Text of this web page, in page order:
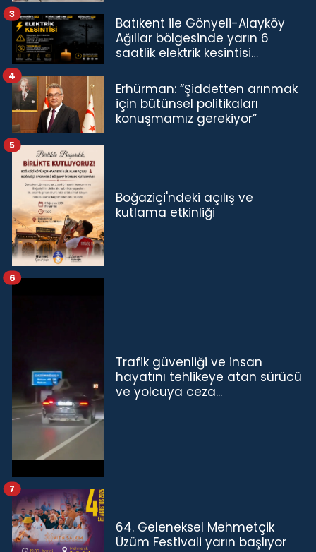
Batıkent ile Gönyeli-Alayköy
Ağıllar bölgesinde yarın 6
saatlik elektrik kesintisi…
3
Erhürman: “Şiddetten arınmak
için bütünsel politikaları
konuşmamız gerekiyor”
4
Boğaziçi'ndeki açılış ve
kutlama etkinliği
5
Trafik güvenliği ve insan
hayatını tehlikeye atan sürücü
ve yolcuya ceza...
6
64. Geleneksel Mehmetçik
Üzüm Festivali yarın başlıyor
7